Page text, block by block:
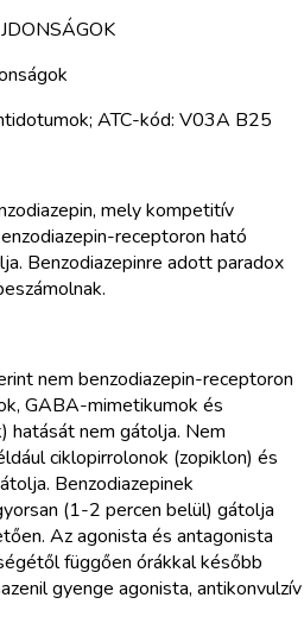
ATC-kód: V03A B25
mely kompetitív
receptoron ható
Benzodiazepinre adott paradox
nem benzodiazepin-receptoron
GABA-mimetikumok és
hatását nem gátolja. Nem
ciklopirrolonok (zopiklon) és
Benzodiazepinek
(1-2 percen belül) gátolja
Az agonista és antagonista
függően órákkal később
gyenge agonista, antikonvulzív